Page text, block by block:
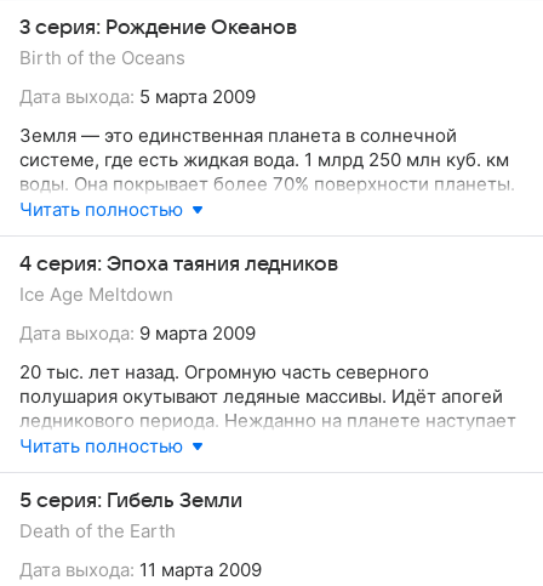
придётся превзойти природу и создать супералмаз.
Новая технология создания синтетических алмазов
приведет нас туда, где мы никогда не были.
3 серия: Рождение Океанов
Birth of the Oceans
Дата выхода: 5 марта 2009
Земля — это единственная планета в солнечной
системе, где есть жидкая вода. 1 млрд 250 млн куб. км
воды. Она покрывает более 70% поверхности планеты.
Даже наши тела состоят из неё на 60%. Человечеству
много известно о воде, кроме того откуда она взялась.
Читать полностью
4 серия: Эпоха таяния ледников
Ice Age Meltdown
Дата выхода: 9 марта 2009
20 тыс. лет назад. Огромную часть северного
полушария окутывают ледяные массивы. Идёт апогей
ледникового периода. Нежданно на планете наступает
массовое потепление. Это приводит к неистовым
и катастрофическим результатам. Наши предки
встретились с нешуточной опасностью
для существования. В данный момент, когда мы опять
стоим под опасностью опасных погодных изменений,
не может ли конец ледникового этапа заключать
Читать полностью
5 серия: Гибель Земли
Death of the Earth
Дата выхода: 11 марта 2009